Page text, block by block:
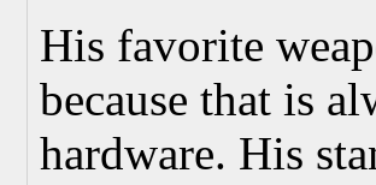
His favorite
because that is
hardware. His